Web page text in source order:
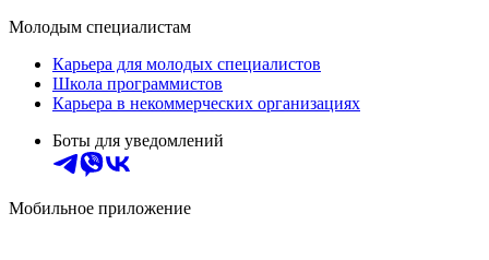
Молодым специалистам
Карьера для молодых специалистов
Школа программистов
Карьера в некоммерческих организациях
Боты для уведомлений
Мобильное приложение